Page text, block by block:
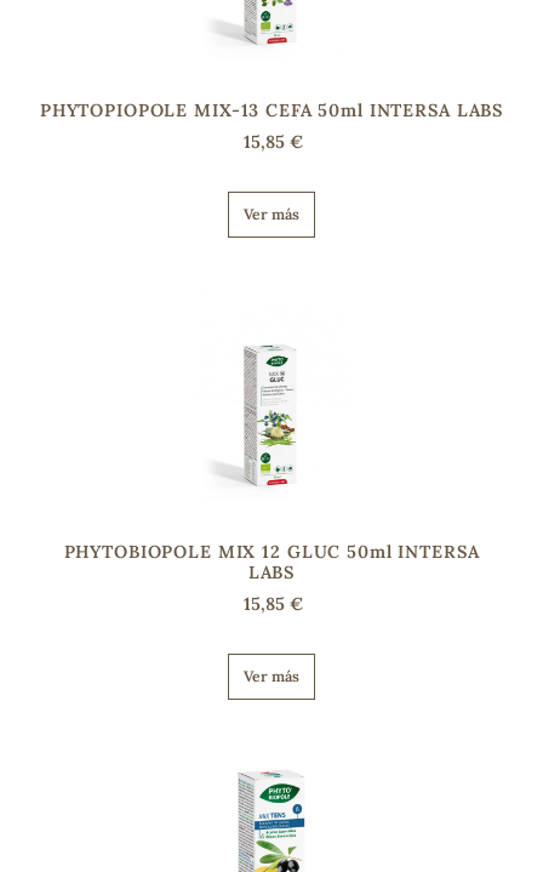
PHYTOPIOPOLE MIX-13 CEFA 50ml INTERSA LABS
15,85 €
Ver más
PHYTOBIOPOLE MIX 12 GLUC 50ml INTERSA
LABS
15,85 €
Ver más